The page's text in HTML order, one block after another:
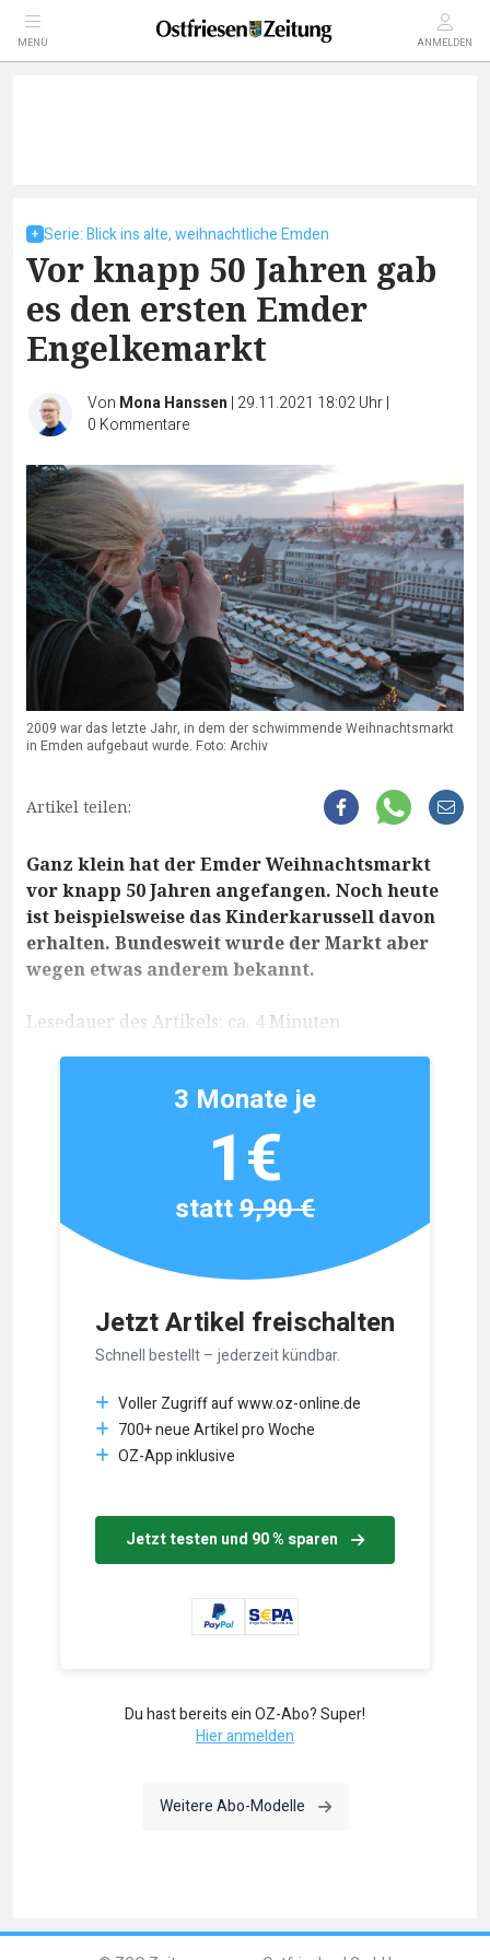
MENÜ ANMELDEN
Serie: Blick ins alte, weihnachtliche Emden
Vor knapp 50 Jahren gab
es den ersten Emder
Engelkemarkt
Von Mona Hanssen | 29.11.2021 18:02 Uhr|
0 Kommentare
2009 war das letzte Jahr, in dem der schwimmende Weihnachtsmarkt
in Emden aufgebaut wurde. Foto: Archiv
Artikel teilen:
Ganz klein hat der Emder Weihnachtsmarkt
vor knapp 50 Jahren angefangen. Noch heute
ist beispielsweise das Kinderkarussell davon
erhalten. Bundesweit wurde der Markt aber
wegen etwas anderem bekannt.
Lesedauer des Artikels: ca. 4 Minuten
Jetzt Artikel freischalten
Schnell bestellt – jederzeit kündbar.
Voller Zugriff auf www.oz-online.de
700+ neue Artikel pro Woche
OZ-App inklusive
Jetzt testen und 90 % sparen
3 Monate je
1€
statt9,90 €
Du hast bereits ein OZ-Abo? Super!
Hier anmelden
Weitere Abo-Modelle